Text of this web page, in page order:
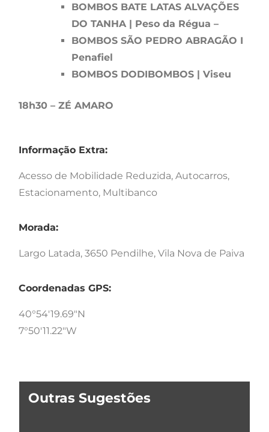
BOMBOS BATE LATAS ALVAÇÕES
DO TANHA | Peso da Régua –
BOMBOS SÃO PEDRO ABRAGÃO I
Penafiel
BOMBOS DODIBOMBOS | Viseu
18h30 – ZÉ AMARO
Informação Extra:
Acesso de Mobilidade Reduzida, Autocarros,
Estacionamento, Multibanco
Morada:
Largo Latada, 3650 Pendilhe, Vila Nova de Paiva
Coordenadas GPS:
40°54'19.69"N
7°50'11.22"W
Outras Sugestões